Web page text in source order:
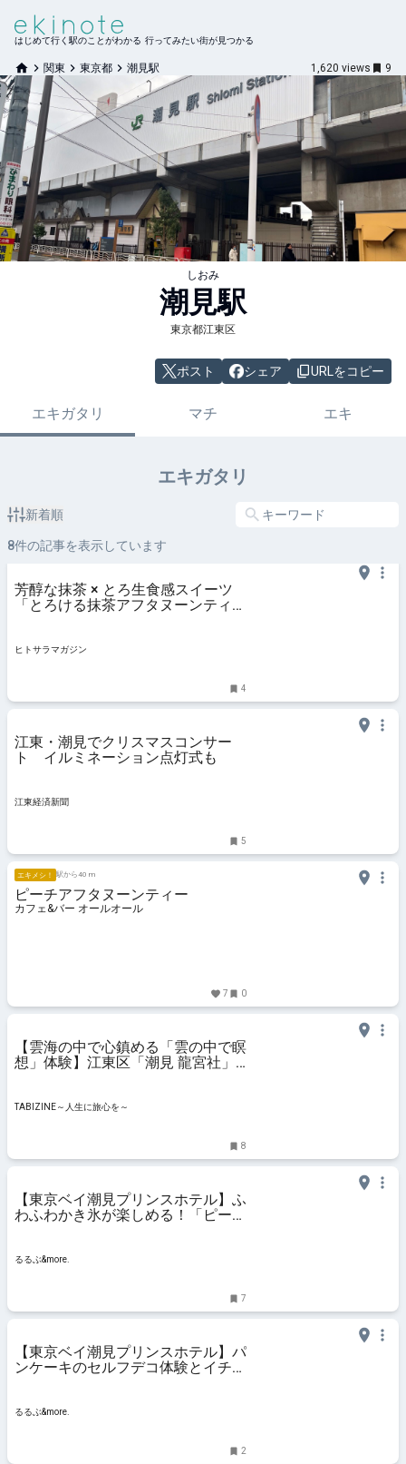
はじめて行く駅のことがわかる 行ってみたい街が見つかる
関東 東京都 潮見駅 1,620 views 9
しおみ
潮見駅
東京都江東区
ポスト シェア URLをコピー
エキガタリ マチ エキ
エキガタリ
新着順
8件の記事を表示しています
芳醇な抹茶 × とろ生食感スイーツ
「とろける抹茶アフタヌーンティー
テル │ ヒトサラマガジン
ヒトサラマガジン
4
江東・潮見でクリスマスコンサー
ト イルミネーション点灯式も
江東経済新聞
5
エキメシ！ 駅から40 m
ピーチアフタヌーンティー
カフェ&バー オールオール
7 0
【雲海の中で心鎮める「雲の中で瞑
想」体験】江東区「潮見 龍宮社」
TABIZINE～人生に旅心を～
8
【東京ベイ潮見プリンスホテル】ふ
わふわかき氷が楽しめる！「ピーチ
るるぶ&more.
7
【東京ベイ潮見プリンスホテル】パ
ンケーキのセルフデコ体験とイチゴ
Decoration～」｜るるぶ&more.
るるぶ&more.
2